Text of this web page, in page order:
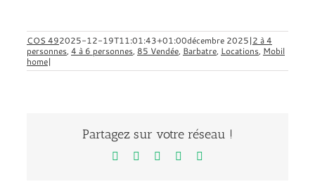
COS 492025-12-19T11:01:43+01:00décembre 2025|2 à 4
personnes, 4 à 6 personnes, 85 Vendée, Barbatre, Locations, Mobil
home|
Partagez sur votre réseau !
Facebook LinkedInPinterest